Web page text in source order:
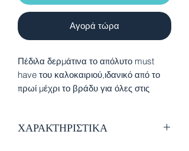
Αγορά τώρα
Πέδιλα δερμάτινα το απόλυτο must
have του καλοκαιριού,ιδανικό από το
πρωί μέχρι το βράδυ για όλες στις
βόλτα.
ΧΑΡΑΚΤΗΡΙΣΤΙΚΑ